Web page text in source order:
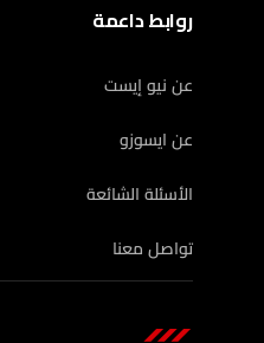
روابط داعمة
عن نيو إيست
عن ايسوزو
الأسئلة الشائعة
تواصل معنا